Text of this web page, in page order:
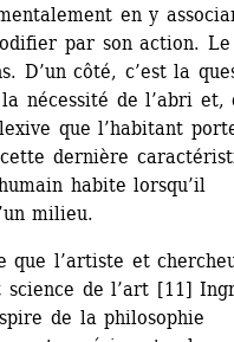
en y
par son action. Le
D’un côté, c’est la
nécessité de l’abri et,
que l’habitant
cette dernière
habite lorsqu’il
milieu.
que l’artiste et
de l’art [11]
de la philosophie